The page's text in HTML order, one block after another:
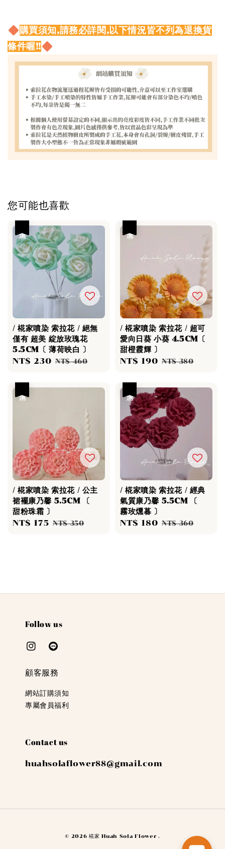
購買須知,請務必詳閱,以下情況皆不列為退換貨
條件喔!!
您可能也喜歡
/ 椛家噴染 索拉花 / 絕無
僅有 超美 綻放玫瑰花
5.5CM〔 薄荷映白 〕
Sale
NT$ 230 Regular
NT$ 460
/ 椛家噴染 索拉花 / 超可
愛向日葵 小葵 4.5CM〔
甜橙霞輝 〕
Sale
NT$ 190 Regular
NT$ 380
/ 椛家噴染 索拉花 / 公主
裙襬康乃馨 5.5CM 〔
甜粉珠霜 〕
Sale
NT$ 175 Regular
NT$ 350
/ 椛家噴染 索拉花 / 經典
氣質康乃馨 5.5CM 〔
霧玫燻暮 〕
Sale
NT$ 180 Regular
NT$ 360
Follow us
顧客服務
網站訂購須知
專屬會員福利
Contact us
huahsolaflower88@gmail.com
© 2026 椛家 Huah Sola Flower .